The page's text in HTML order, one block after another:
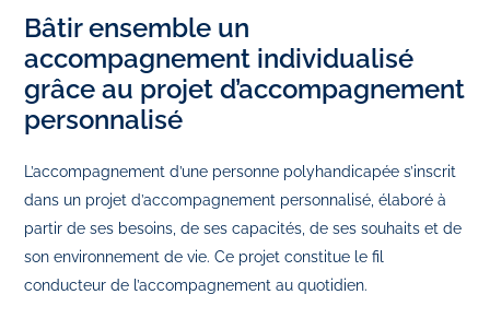
Bâtir ensemble un
accompagnement individualisé
grâce au projet d’accompagnement
personnalisé
L’accompagnement d’une personne polyhandicapée s’inscrit
dans un projet d’accompagnement personnalisé, élaboré à
partir de ses besoins, de ses capacités, de ses souhaits et de
son environnement de vie. Ce projet constitue le fil
conducteur de l’accompagnement au quotidien.